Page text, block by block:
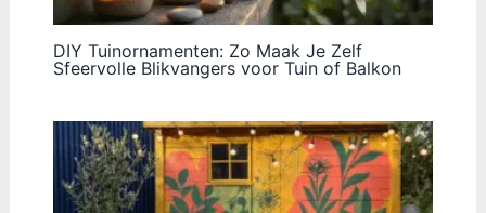
DIY Tuinornamenten: Zo Maak Je Zelf
Sfeervolle Blikvangers voor Tuin of Balkon